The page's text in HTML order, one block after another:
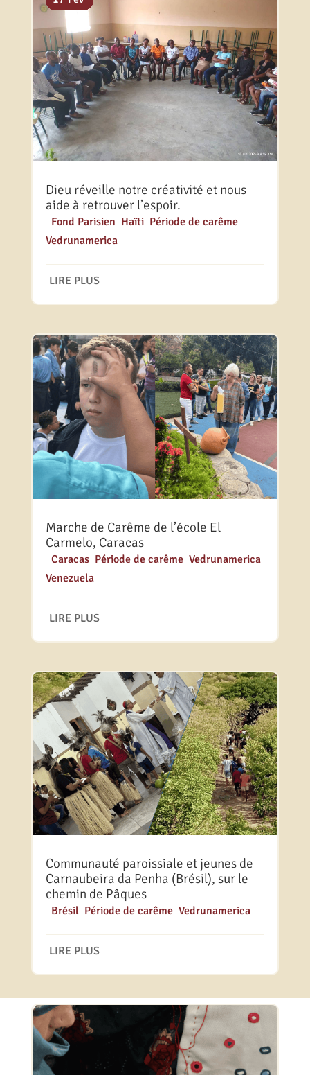
Dieu réveille notre créativité et nous
aide à retrouver l’espoir.
Fond Parisien Haïti, Période de carême,
Vedrunamerica
LIRE PLUS
Marche de Carême de l’école El
Carmelo, Caracas
Caracas, Période de carême, Vedrunamerica,
Venezuela
LIRE PLUS
Communauté paroissiale et jeunes de
Carnaubeira da Penha (Brésil), sur le
chemin de Pâques
Brésil, Période de carême, Vedrunamerica
LIRE PLUS